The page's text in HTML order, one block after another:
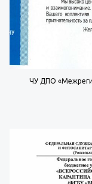
ЧУ ДПО